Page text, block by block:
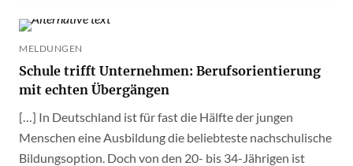
MELDUNGEN
Schule trifft Unternehmen: Berufsorientierung
mit echten Übergängen
[…] In Deutschland ist für fast die Hälfte der jungen
Menschen eine Ausbildung die beliebteste nachschulische
Bildungsoption. Doch von den 20- bis 34-Jährigen ist